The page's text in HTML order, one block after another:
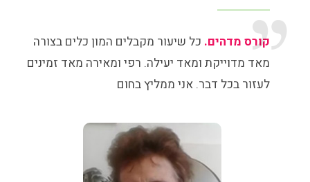
קורס מדהים. כל שיעור מקבלים המון כלים בצורה
מאד מדוייקת ומאד יעילה. רפי ומאירה מאד זמינים
לעזור בכל דבר. אני ממליץ בחום